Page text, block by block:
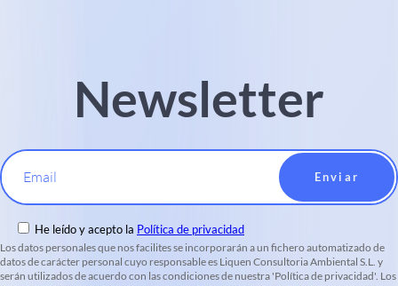
Newsletter
Email
He leído y acepto la Política de privacidad
Los datos personales que nos facilites se incorporarán a un fichero automatizado de
datos de carácter personal cuyo responsable es Liquen Consultoria Ambiental S.L. y
serán utilizados de acuerdo con las condiciones de nuestra 'Política de privacidad'. Los